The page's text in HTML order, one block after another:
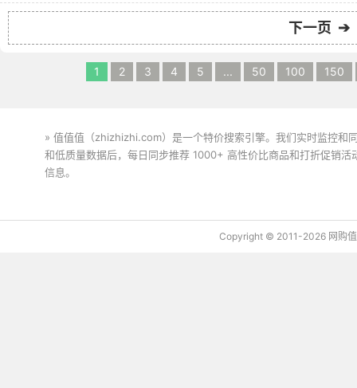
下一页 ➔
1 2 3 4 5 ... 50 100 150
» 值值值（zhizhizhi.com）是一个特价搜索引擎。我们实时监控和
和低质量数据后，每日同步推荐 1000+ 高性价比商品和打折促销
信息。
Copyright © 2011-2026 网购